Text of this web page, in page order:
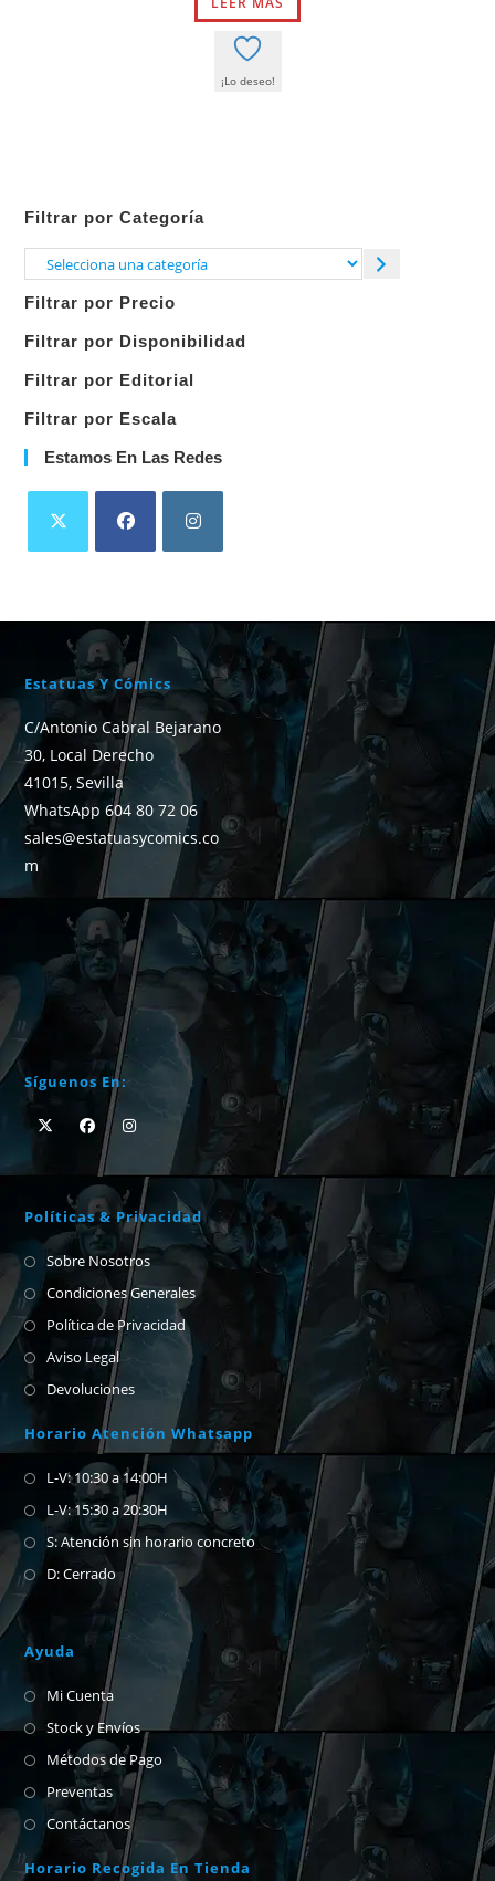
era:
2,50 €. 2,38 €.
¡Lo deseo!
Filtrar por Categoría
Selecciona
categoría
Filtrar por Precio
Filtrar por Disponibilidad
Filtrar por Editorial
Filtrar por Escala
Estamos En Las Redes
Estatuas Y Cómics
C/Antonio Cabral Bejarano
30, Local Derecho
41015, Sevilla
WhatsApp 604 80 72 06
sales@estatuasycomics.co
m
Síguenos En:
Políticas & Privacidad
Sobre Nosotros
Condiciones Generales
Política de Privacidad
Aviso Legal
Devoluciones
Horario Atención Whatsapp
L-V: 10:30 a 14:00H
L-V: 15:30 a 20:30H
S: Atención sin horario concreto
D: Cerrado
Ayuda
Mi Cuenta
Stock y Envíos
Métodos de Pago
Preventas
Contáctanos
Horario Recogida En Tienda